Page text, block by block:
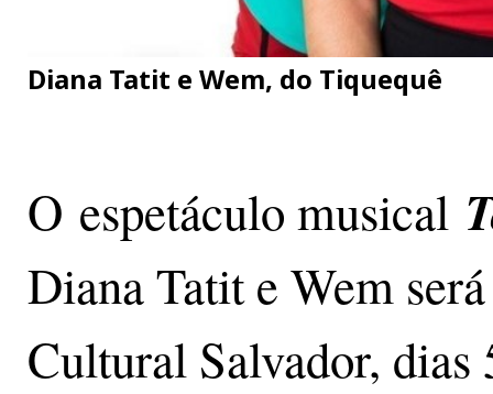
Diana Tatit e Wem, do Tiquequê
O espetáculo musical
Diana Tatit e Wem
Cultural Salvador, dias